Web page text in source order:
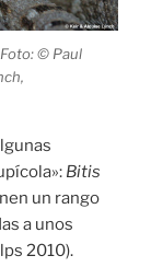
© Paul
Bitis
un rango
a unos
2010).